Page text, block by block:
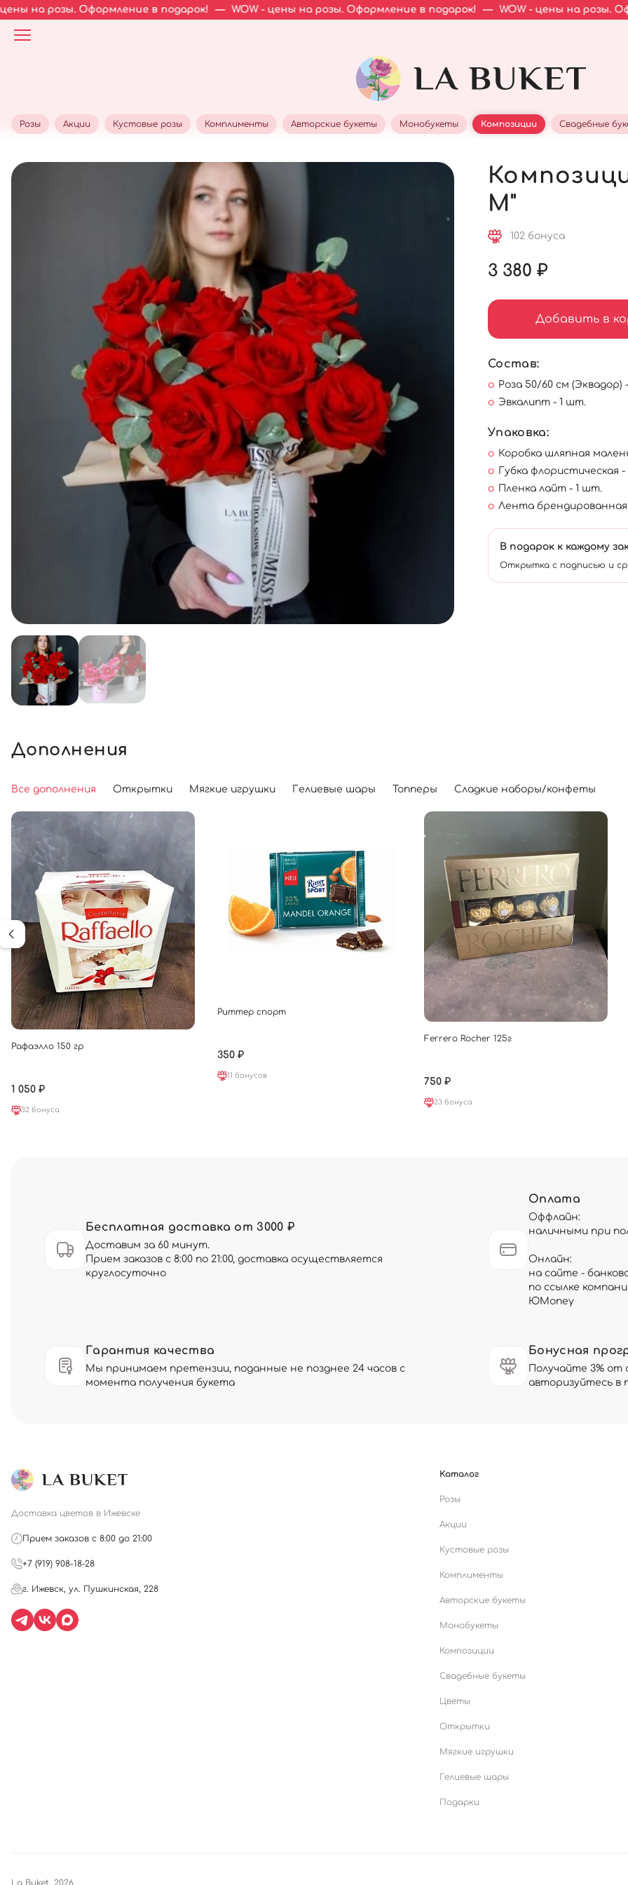
Оформление в подарок! — WOW - цены на розы. Оформление в подарок! — WOW - цены на розы. Оформление
Розы Акции Кустовые розы Комплименты Авторские букеты Монобукеты Композиции Свадебные
М"
102 бонуса
3 380 ₽
Добавить в
Состав:
Роза 50/60 см (Эквадор)
Эвкалипт - 1 шт.
Упаковка:
Коробка шляпная
Губка флористическая
Пленка лайт - 1 шт.
Лента
В подарок к каждому
Открытка с подписью и
Дополнения
Все дополнения Открытки Мягкие игрушки Гелиевые шары Топперы Сладкие наборы/конфеты
Рафаэлло 150 гр
1 050 ₽
32 бонуса
Риттер спорт
350 ₽
11 бонусов
Ferrero Rocher 125г
750 ₽
23 бонуса
Бесплатная доставка от 3000 ₽
Доставим за 60 минут.
Прием заказов с 8:00 по 21:00, доставка осуществляется
круглосуточно
Оплата
Оффлайн:
наличными при
Онлайн:
на сайте -
по ссылке
ЮMoney
Гарантия качества
Мы принимаем претензии, поданные не позднее 24 часов с
момента получения букета
Бонусная
Получайте 3% от
авторизуйтесь в
Доставка цветов в Ижевске
Прием заказов с 8:00 до 21:00
+7 (919) 908-18-28
г. Ижевск, ул. Пушкинская, 228
Каталог
Розы
Акции
Кустовые розы
Комплименты
Авторские букеты
Монобукеты
Композиции
Свадебные букеты
Цветы
Открытки
Мягкие игрушки
Гелиевые шары
Подарки
La Buket, 2026